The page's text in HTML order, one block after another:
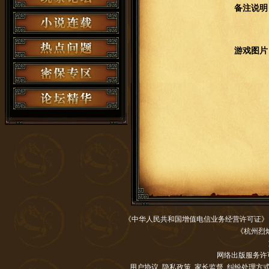
备注说
游戏图
《中华人民共和国增值电信业务经营许可证
《杭州
网络出版服务
用户协议 隐私政策 家长监督 纠纷处理方